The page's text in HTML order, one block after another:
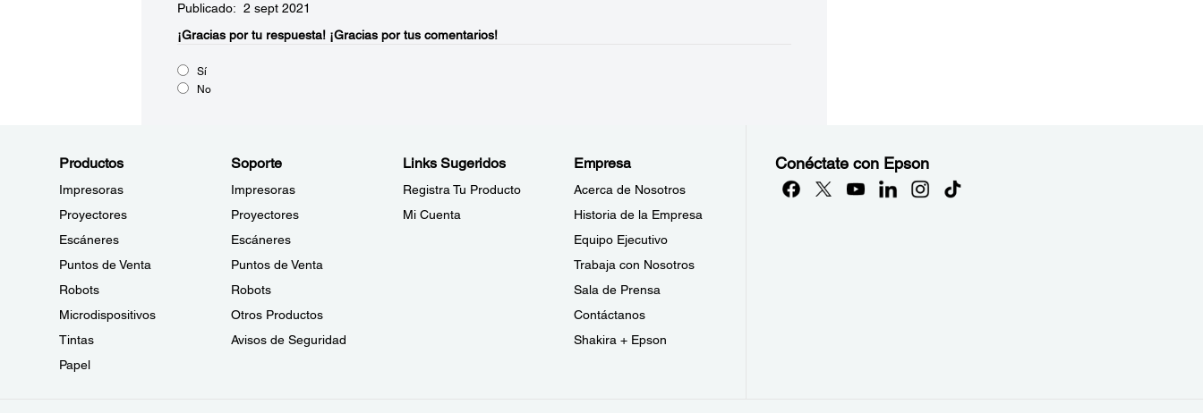
Publicado: 2 sept 2021
¡Gracias por tu respuesta! ¡Gracias por tus comentarios!
Sí
No
Productos
Impresoras
Proyectores
Escáneres
Puntos de Venta
Robots
Microdispositivos
Tintas
Papel
Soporte
Impresoras
Proyectores
Escáneres
Puntos de Venta
Robots
Otros Productos
Avisos de Seguridad
Links Sugeridos
Registra Tu Producto
Mi Cuenta
Empresa
Acerca de Nosotros
Historia de la Empresa
Equipo Ejecutivo
Trabaja con Nosotros
Sala de Prensa
Contáctanos
Shakira + Epson
Conéctate con Epson